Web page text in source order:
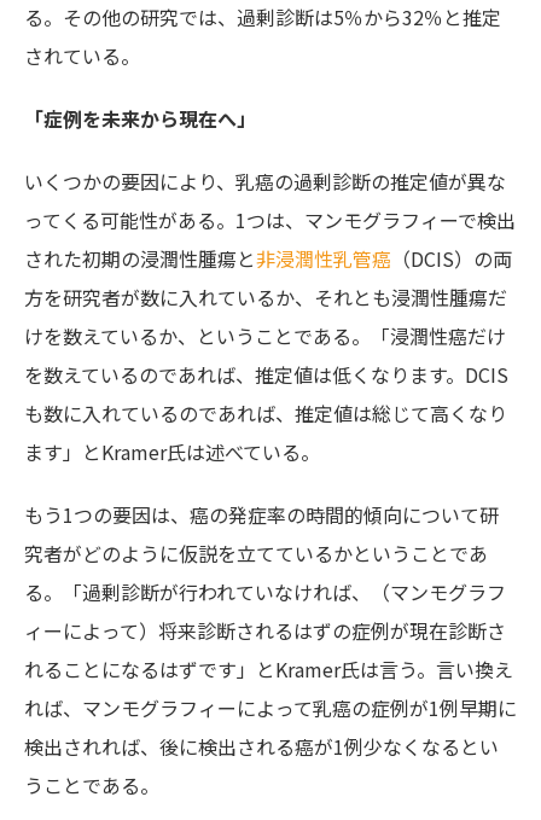
る。その他の研究では、過剰診断は5％から32％と推定
されている。
「症例を未来から現在へ」
いくつかの要因により、乳癌の過剰診断の推定値が異な
ってくる可能性がある。1つは、マンモグラフィーで検出
された初期の浸潤性腫瘍と非浸潤性乳管癌 （DCIS）の両
方を研究者が数に入れているか、それとも浸潤性腫瘍だ
けを数えているか、ということである。「浸潤性癌だけ
を数えているのであれば、推定値は低くなります。DCIS
も数に入れているのであれば、推定値は総じて高くなり
ます」とKramer氏は述べている。
もう1つの要因は、癌の発症率の時間的傾向について研
究者がどのように仮説を立てているかということであ
る。「過剰診断が行われていなければ、（マンモグラフ
ィーによって）将来診断されるはずの症例が現在診断さ
れることになるはずです」とKramer氏は言う。言い換え
れば、マンモグラフィーによって乳癌の症例が1例早期に
検出されれば、後に検出される癌が1例少なくなるとい
うことである。